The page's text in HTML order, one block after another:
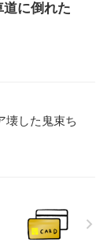
に倒れた
壊した鬼束ち